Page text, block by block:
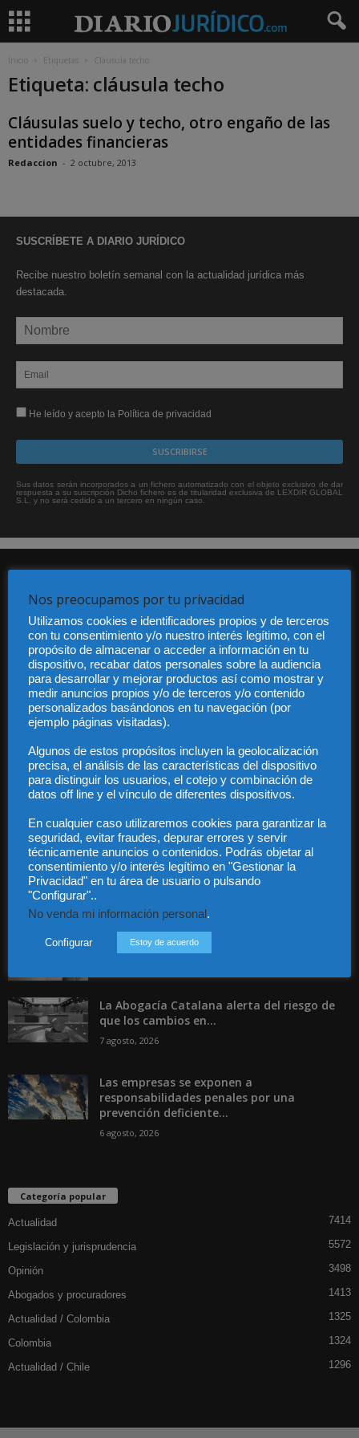
Inicio Etiquetas Cláusula techo
Etiqueta: cláusula techo
Cláusulas suelo y techo, otro engaño de las
entidades financieras
Redaccion - 2 octubre, 2013
SUSCRÍBETE A DIARIO JURÍDICO
Recibe nuestro boletín semanal con la actualidad jurídica más
destacada.
He leído y acepto la Política de privacidad
Sus datos serán incorporados a un fichero automatizado con el objeto exclusivo de dar
respuesta a su suscripción Dicho fichero es de titularidad exclusiva de LEXDIR GLOBAL
S.L. y no será cedido a un tercero en ningún caso.
Audiencia y Publicidad
Quiénes somos
Legal
Privacidad
Contacto
Contáctanos: info@diariojuridico.com
Incluso más noticias
es el referente en derecho...
La Abogacía Catalana alerta del riesgo de
que los cambios en...
7 agosto, 2026
Las empresas se exponen a
responsabilidades penales por una
prevención deficiente...
6 agosto, 2026
Categoría popular
Actualidad 7414
Legislación y jurisprudencia 5572
Opinión 3498
Abogados y procuradores 1413
Actualidad / Colombia 1325
Colombia 1324
Actualidad / Chile 1296
Nos preocupamos por tu privacidad
Utilizamos cookies e identificadores propios y de terceros
con tu consentimiento y/o nuestro interés legítimo, con el
propósito de almacenar o acceder a información en tu
dispositivo, recabar datos personales sobre la audiencia
para desarrollar y mejorar productos así como mostrar y
medir anuncios propios y/o de terceros y/o contenido
personalizados basándonos en tu navegación (por
ejemplo páginas visitadas).
Algunos de estos propósitos incluyen la geolocalización
precisa, el análisis de las características del dispositivo
para distinguir los usuarios, el cotejo y combinación de
datos off line y el vínculo de diferentes dispositivos.
En cualquier caso utilizaremos cookies para garantizar la
seguridad, evitar fraudes, depurar errores y servir
técnicamente anuncios o contenidos. Podrás objetar al
consentimiento y/o interés legítimo en "Gestionar la
Privacidad" en tu área de usuario o pulsando
"Configurar"..
No venda mi información personal.
Configurar Estoy de acuerdo